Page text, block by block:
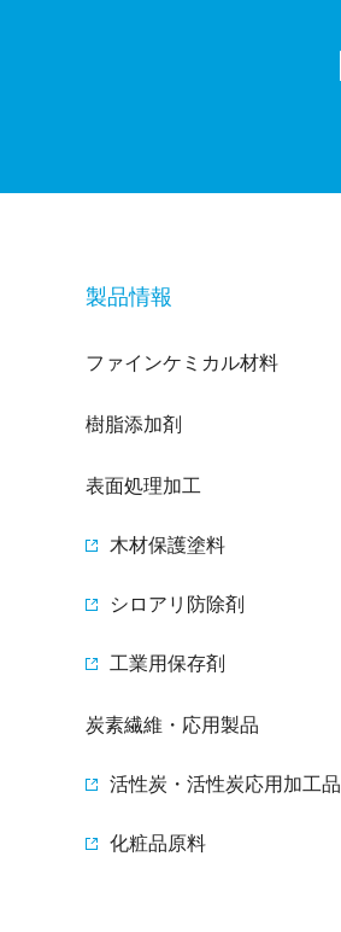
製品情報
ファインケミカル材料
樹脂添加剤
表面処理加工
木材保護塗料
シロアリ防除剤
工業用保存剤
炭素繊維・応用製品
活性炭・活性炭応用加工品
化粧品原料